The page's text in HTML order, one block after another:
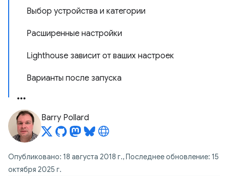
Выбор устройства и категории
Расширенные настройки
Lighthouse зависит от ваших настроек
Варианты после запуска
Barry Pollard
Опубликовано: 18 августа 2018 г., Последнее обновление: 15
октября 2025 г.